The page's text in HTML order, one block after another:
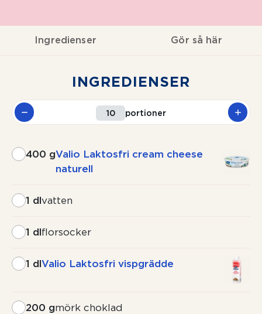
Ingredienser Gör så här
INGREDIENSER
portioner
400 gValio Laktosfri cream cheese
naturell
1 dlvatten
1 dlflorsocker
1 dlValio Laktosfri vispgrädde
200 gmörk choklad